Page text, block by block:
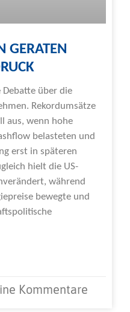
GERATEN
Debatte über die
Rekordumsätze
aus, wenn hohe
belasteten und
erst in späteren
hielt die US-
während
bewegte und
Kommentare